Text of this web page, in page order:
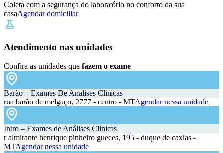
Coleta com a segurança do laboratório no conforto da sua
casaAgendar domiciliar
Atendimento nas unidades
Confira as unidades que fazem o exame
Barão – Exames De Analises Clinicas
rua barão de melgaço, 2777 - centro - MTAgendar nessa unidade
Intro – Exames de Análises Clinicas
r almirante henrique pinheiro guedes, 195 - duque de caxias -
MTAgendar nessa unidade